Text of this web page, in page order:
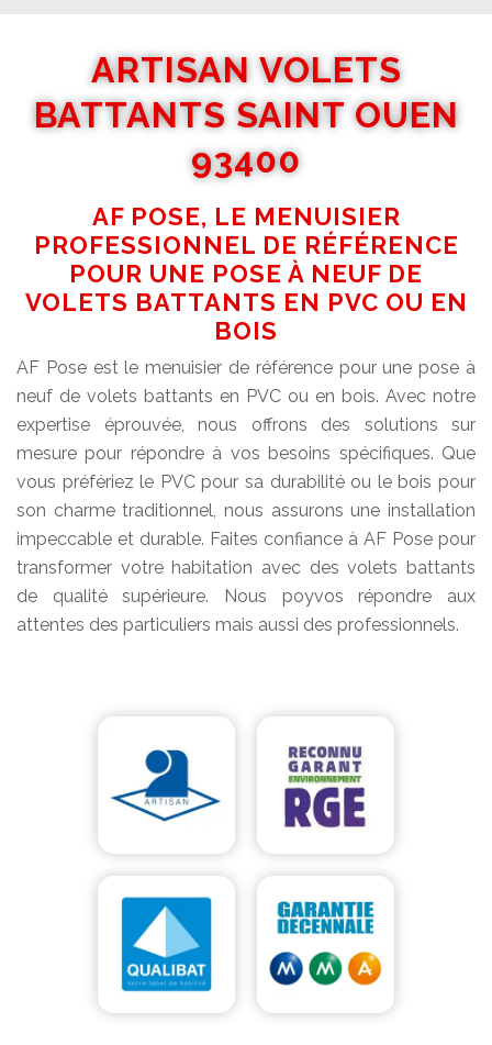
ARTISAN VOLETS
BATTANTS SAINT OUEN
93400
AF POSE, LE MENUISIER
PROFESSIONNEL DE RÉFÉRENCE
POUR UNE POSE À NEUF DE
VOLETS BATTANTS EN PVC OU EN
BOIS
AF Pose est le menuisier de référence pour une pose à
neuf de volets battants en PVC ou en bois. Avec notre
expertise éprouvée, nous offrons des solutions sur
mesure pour répondre à vos besoins spécifiques. Que
vous préfériez le PVC pour sa durabilité ou le bois pour
son charme traditionnel, nous assurons une installation
impeccable et durable. Faites confiance à AF Pose pour
transformer votre habitation avec des volets battants
de qualité supérieure. Nous poyvos répondre aux
attentes des particuliers mais aussi des professionnels.